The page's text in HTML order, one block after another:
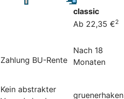
classic
Ab 22,35 €2
Zahlung BU-Rente
Nach 18
Monaten
Kein abstrakter
gruenerhaken